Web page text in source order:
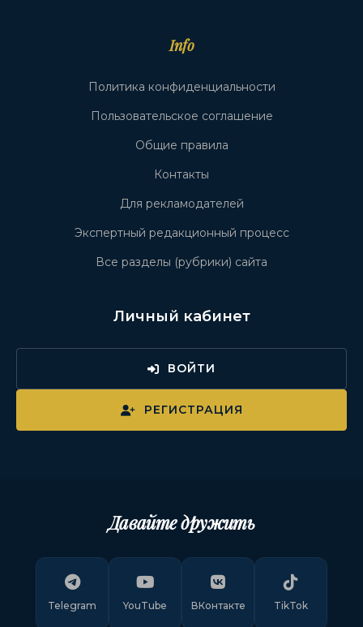
Info
Политика конфиденциальности
Пользовательское соглашение
Общие правила
Контакты
Для рекламодателей
Экспертный редакционный процесс
Все разделы (рубрики) сайта
Личный кабинет
ВОЙТИ
РЕГИСТРАЦИЯ
Давайте дружить
Telegram YouTube ВКонтакте TikTok